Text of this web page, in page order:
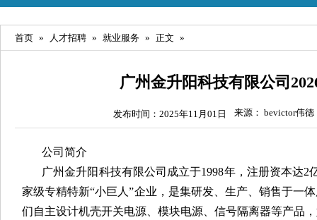
首页 » 人才招聘 » 就业服务 » 正文 »
广州金升阳科技有限公司
发布时间：2025年11月01日 来源： bevictor伟德
公司简介
广州金升阳科技有限公司成立于1998年，注册资本达2
家级专精特新“小巨人”企业，是集研发、生产、销售于一
们自主设计机壳开关电源、模块电源、信号隔离器等产品